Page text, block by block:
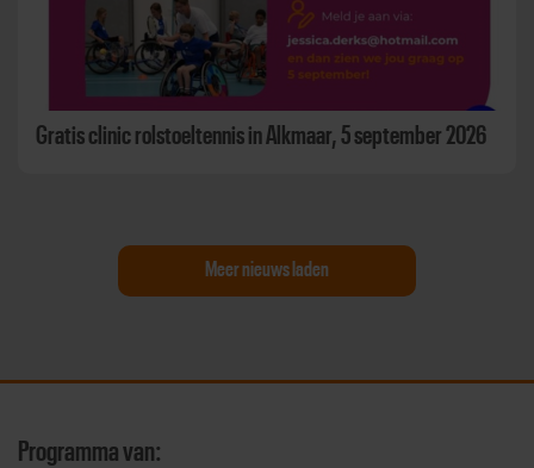
Gratis clinic rolstoeltennis in Alkmaar, 5 september 2026
Meer nieuws laden
Programma van: